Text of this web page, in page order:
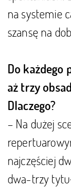
na systemie
szansę na
Do każdego
aż trzy
Dlaczego?
– Na dużej
najczęściej
dwa-trzy